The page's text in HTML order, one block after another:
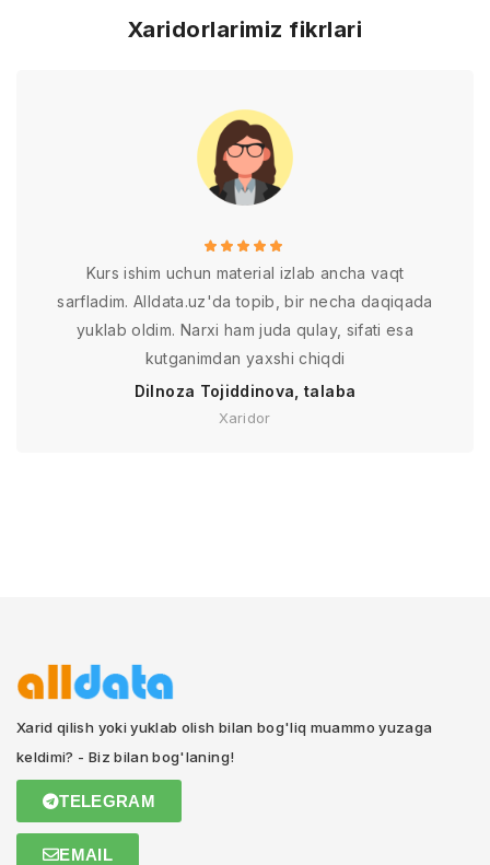
Xaridorlarimiz fikrlari
Kurs ishim uchun material izlab ancha vaqt
sarfladim. Alldata.uz'da topib, bir necha daqiqada
yuklab oldim. Narxi ham juda qulay, sifati esa
kutganimdan yaxshi chiqdi
Dilnoza Tojiddinova, talaba
Xaridor
Xarid qilish yoki yuklab olish bilan bog'liq muammo yuzaga
keldimi? - Biz bilan bog'laning!
TELEGRAM
EMAIL